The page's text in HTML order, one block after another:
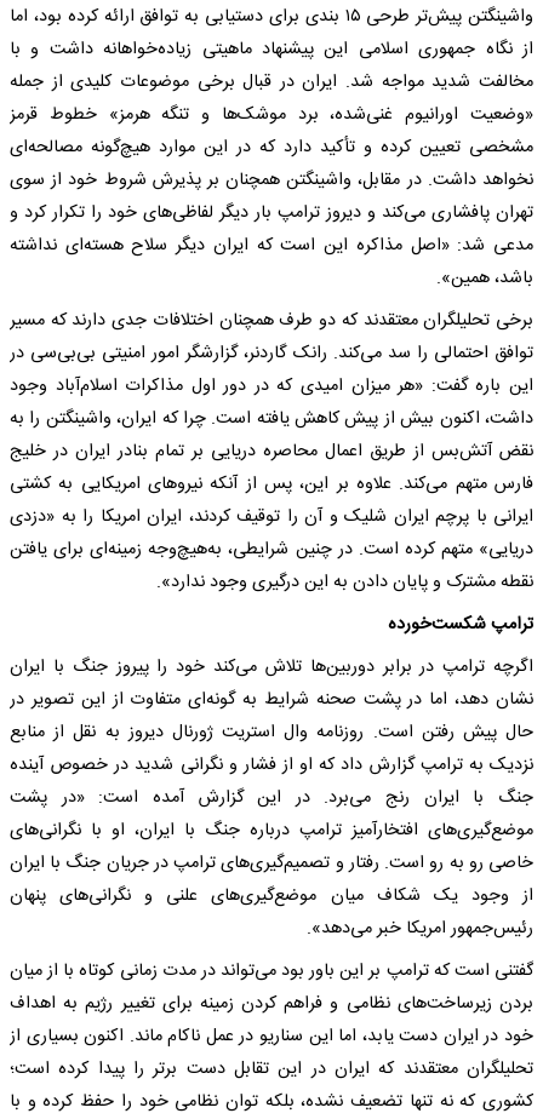
واشینگتن پیش‌تر طرحی ۱۵ بندی برای دستیابی به توافق ارائه کرده بود، اما
از نگاه جمهوری اسلامی این پیشنهاد ماهیتی زیاده‌خواهانه داشت و با
مخالفت شدید مواجه شد. ایران در قبال برخی موضوعات کلیدی از جمله
«وضعیت اورانیوم غنی‌شده، برد موشک‌ها و تنگه هرمز» خطوط قرمز
مشخصی تعیین کرده و تأکید دارد که در این موارد هیچ‌گونه مصالحه‌ای
نخواهد داشت. در مقابل، واشینگتن همچنان بر پذیرش شروط خود از سوی
تهران پافشاری می‌کند و دیروز ترامپ بار دیگر لفاظی‌های خود را تکرار کرد و
مدعی شد: «اصل مذاکره این است که ایران دیگر سلاح هسته‌ای نداشته
باشد، همین».
برخی تحلیلگران معتقدند که دو طرف همچنان اختلافات جدی دارند که مسیر
توافق احتمالی را سد می‌کند. رانک گاردنر، گزارشگر امور امنیتی بی‌بی‌سی در
این باره گفت: «هر میزان امیدی که در دور اول مذاکرات اسلام‌آباد وجود
داشت، اکنون بیش از پیش کاهش یافته است. چرا که ایران، واشینگتن را به
نقض آتش‌بس از طریق اعمال محاصره دریایی بر تمام بنادر ایران در خلیج
فارس متهم می‌کند. علاوه بر این، پس از آنکه نیرو‌های امریکایی به کشتی
ایرانی با پرچم ایران شلیک و آن را توقیف کردند، ایران امریکا را به «دزدی
دریایی» متهم کرده است. در چنین شرایطی، به‌هیچ‌وجه زمینه‌ای برای یافتن
نقطه مشترک و پایان دادن به این درگیری وجود ندارد».
ترامپ شکست‌خورده
اگرچه ترامپ در برابر دوربین‌ها تلاش می‌کند خود را پیروز جنگ با ایران
نشان دهد، اما در پشت صحنه شرایط به گونه‌ای متفاوت از این تصویر در
حال پیش رفتن است. روزنامه وال استریت ژورنال دیروز به نقل از منابع
نزدیک به ترامپ گزارش داد که او از فشار و نگرانی شدید در خصوص آینده
جنگ با ایران رنج می‌برد. در این گزارش آمده است: «در پشت
موضع‌گیری‌های افتخارآمیز ترامپ درباره جنگ با ایران، او با نگرانی‌های
خاصی رو به رو است. رفتار و تصمیم‌گیری‌های ترامپ در جریان جنگ با ایران
از وجود یک شکاف میان موضع‌گیری‌های علنی و نگرانی‌های پنهان
رئیس‌جمهور امریکا خبر می‌دهد».
گفتنی است که ترامپ بر این باور بود می‌تواند در مدت زمانی کوتاه با از میان
بردن زیرساخت‌های نظامی و فراهم کردن زمینه برای تغییر رژیم به اهداف
خود در ایران دست یابد، اما این سناریو در عمل ناکام ماند. اکنون بسیاری از
تحلیلگران معتقدند که ایران در این تقابل دست برتر را پیدا کرده است؛
کشوری که نه تنها تضعیف نشده، بلکه توان نظامی خود را حفظ کرده و با